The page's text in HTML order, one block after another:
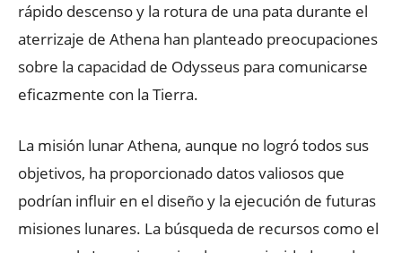
rápido descenso y la rotura de una pata durante el
aterrizaje de Athena han planteado preocupaciones
sobre la capacidad de Odysseus para comunicarse
eficazmente con la Tierra.
La misión lunar Athena, aunque no logró todos sus
objetivos, ha proporcionado datos valiosos que
podrían influir en el diseño y la ejecución de futuras
misiones lunares. La búsqueda de recursos como el